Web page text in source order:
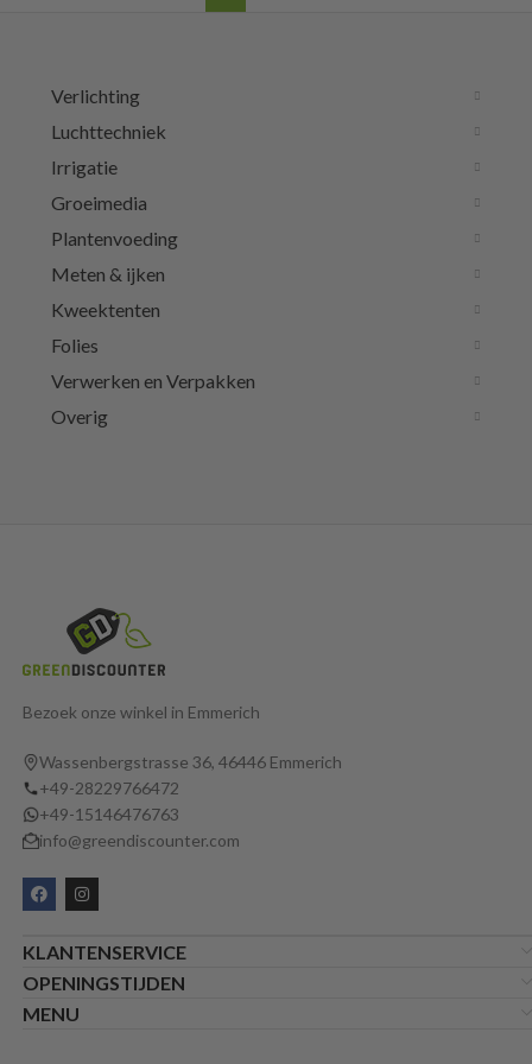
Verlichting
Luchttechniek
Irrigatie
Groeimedia
Plantenvoeding
Meten & ijken
Kweektenten
Folies
Verwerken en Verpakken
Overig
Bezoek onze winkel in Emmerich
Wassenbergstrasse 36, 46446 Emmerich
+49-28229766472
+49-15146476763
info@greendiscounter.com
KLANTENSERVICE
OPENINGSTIJDEN
MENU